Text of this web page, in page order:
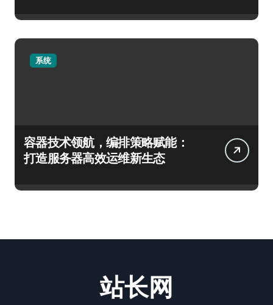
系统
容器技术领航，编排策略赋能：
打造服务器高效运维新生态
站长网